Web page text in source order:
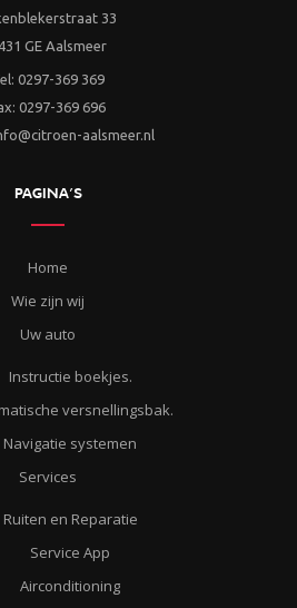
33
GE Aalsmeer
0297-369 369
0297-369 696
aalsmeer.nl
PAGINA’S
Home
Wie zijn wij
Uw auto
Instructie boekjes.
versnellingsbak.
Navigatie systemen
Services
Ruiten en Reparatie
Service App
Airconditioning